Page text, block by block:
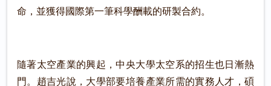
命，並獲得國際第一筆科學酬載的研製合約。
隨著太空產業的興起，中央大學太空系的招生也日漸熱
門。趙吉光說，大學部要培養產業所需的實務人才，碩